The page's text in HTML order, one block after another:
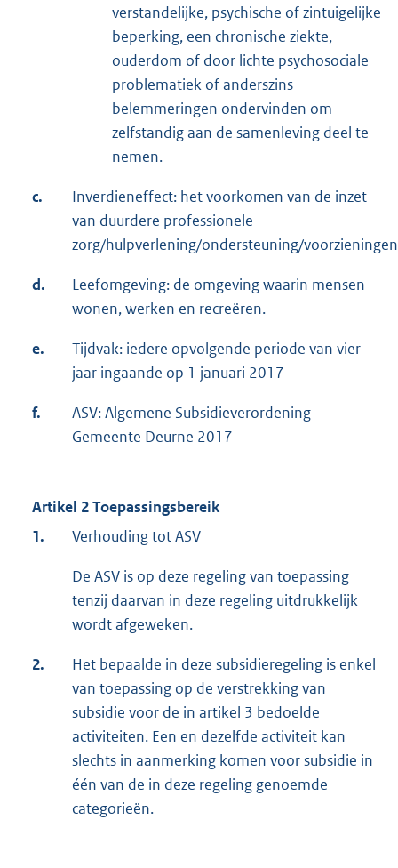
verstandelijke, psychische of zintuigelijke
beperking, een chronische ziekte,
ouderdom of door lichte psychosociale
problematiek of anderszins
belemmeringen ondervinden om
zelfstandig aan de samenleving deel te
nemen.
c.
Inverdieneffect: het voorkomen van de inzet
van duurdere professionele
zorg/hulpverlening/ondersteuning/
d.
Leefomgeving: de omgeving waarin mensen
wonen, werken en recreëren.
e.
Tijdvak: iedere opvolgende periode van vier
jaar ingaande op 1 januari 2017
f.
ASV: Algemene Subsidieverordening
Gemeente Deurne 2017
Artikel 2 Toepassingsbereik
1.
Verhouding tot ASV
De ASV is op deze regeling van toepassing
tenzij daarvan in deze regeling uitdrukkelijk
wordt afgeweken.
2.
Het bepaalde in deze subsidieregeling is enkel
van toepassing op de verstrekking van
subsidie voor de in artikel 3 bedoelde
activiteiten. Een en dezelfde activiteit kan
slechts in aanmerking komen voor subsidie in
één van de in deze regeling genoemde
categorieën.